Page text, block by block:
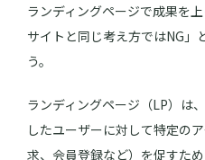
ランディングページで成果を
サイトと同じ考え方ではNG」
う。
ランディングページ（LP）は
したユーザーに対して特定の
求、会員登録など）を促すた